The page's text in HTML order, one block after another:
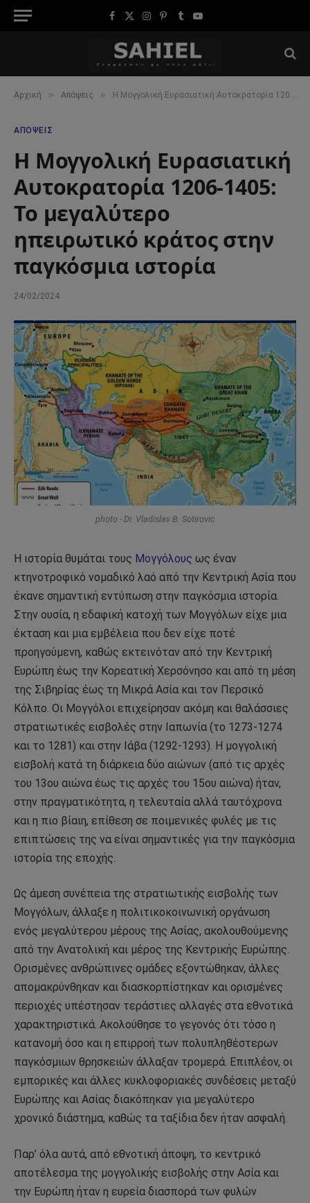
Facebook
X
Instagram
Pinterest
TumblrYouTube
Αρχική » Απόψεις » Η Μογγολική Ευρασιατική Αυτοκρατορία 1206-1405: Το μεγαλύτερο ηπειρωτικό κράτος στην παγκόσμια ιστορία
ΑΠΌΨΕΙΣ
Η Μογγολική Ευρασιατική
Αυτοκρατορία 1206-1405:
Το μεγαλύτερο
ηπειρωτικό κράτος στην
παγκόσμια ιστορία
24/02/2024
photo - Dr. Vladislav B. Sotirovic
Η ιστορία θυμάται τους Μογγόλους ως έναν
κτηνοτροφικό νομαδικό λαό από την Κεντρική Ασία που
έκανε σημαντική εντύπωση στην παγκόσμια ιστορία.
Στην ουσία, η εδαφική κατοχή των Μογγόλων είχε μια
έκταση και μια εμβέλεια που δεν είχε ποτέ
προηγούμενη, καθώς εκτεινόταν από την Κεντρική
Ευρώπη έως την Κορεατική Χερσόνησο και από τη μέση
της Σιβηρίας έως τη Μικρά Ασία και τον Περσικό
Κόλπο. Οι Μογγόλοι επιχείρησαν ακόμη και θαλάσσιες
στρατιωτικές εισβολές στην Ιαπωνία (το 1273-1274
και το 1281) και στην Ιάβα (1292-1293). Η μογγολική
εισβολή κατά τη διάρκεια δύο αιώνων (από τις αρχές
του 13ου αιώνα έως τις αρχές του 15ου αιώνα) ήταν,
στην πραγματικότητα, η τελευταία αλλά ταυτόχρονα
και η πιο βίαιη, επίθεση σε ποιμενικές φυλές με τις
επιπτώσεις της να είναι σημαντικές για την παγκόσμια
ιστορία της εποχής.
Ως άμεση συνέπεια της στρατιωτικής εισβολής των
Μογγόλων, άλλαξε η πολιτικοκοινωνική οργάνωση
ενός μεγαλύτερου μέρους της Ασίας, ακολουθούμενης
από την Ανατολική και μέρος της Κεντρικής Ευρώπης.
Ορισμένες ανθρώπινες ομάδες εξοντώθηκαν, άλλες
απομακρύνθηκαν και διασκορπίστηκαν και ορισμένες
περιοχές υπέστησαν τεράστιες αλλαγές στα εθνοτικά
χαρακτηριστικά. Ακολούθησε το γεγονός ότι τόσο η
κατανομή όσο και η επιρροή των πολυπληθέστερων
παγκόσμιων θρησκειών άλλαξαν τρομερά. Επιπλέον, οι
εμπορικές και άλλες κυκλοφοριακές συνδέσεις μεταξύ
Ευρώπης και Ασίας διακόπηκαν για μεγαλύτερο
χρονικό διάστημα, καθώς τα ταξίδια δεν ήταν ασφαλή.
Παρ’ όλα αυτά, από εθνοτική άποψη, το κεντρικό
αποτέλεσμα της μογγολικής εισβολής στην Ασία και
την Ευρώπη ήταν η ευρεία διασπορά των φυλών